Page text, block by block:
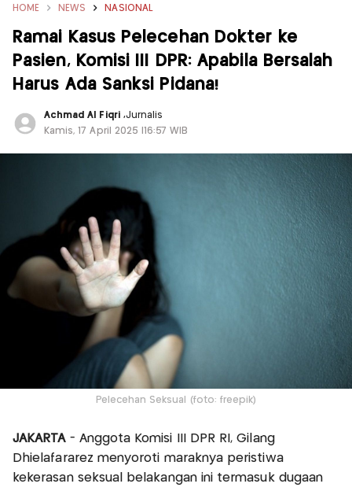
HOME NEWS NASIONAL
Ramai Kasus Pelecehan Dokter ke
Pasien, Komisi III DPR: Apabila Bersalah
Harus Ada Sanksi Pidana!
Achmad Al Fiqri ,Jurnalis
Kamis, 17 April 2025 |16:57 WIB
Pelecehan Seksual (foto: freepik)
JAKARTA - Anggota Komisi III DPR RI, Gilang
Dhielafararez menyoroti maraknya peristiwa
kekerasan seksual belakangan ini termasuk dugaan